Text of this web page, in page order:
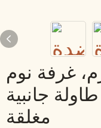
غرفة نوم
جانبية
مغلقة